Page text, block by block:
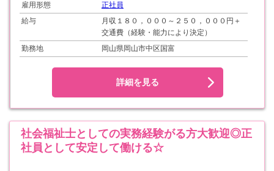
雇用形態
正社員
給与
月収１８０，０００～２５０，０００円＋
交通費（経験・能力により決定）
勤務地
岡山県岡山市中区国富
詳細を見る
社会福祉士としての実務経験がる方大歓迎◎正
社員として安定して働ける☆